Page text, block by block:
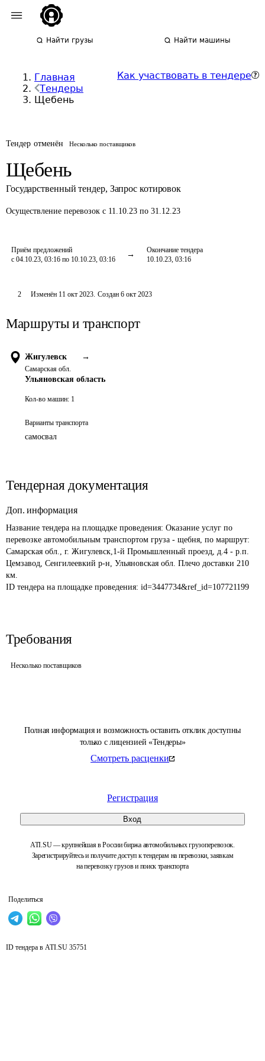
Найти грузы Найти машины
Главная
Тендеры
Щебень
Как участвовать в тендере
Тендер отменён Несколько поставщиков
Щебень
Государственный тендер, Запрос котировок
Осуществление перевозок с 11.10.23 по 31.12.23
Приём предложений
с 04.10.23, 03:16 по 10.10.23, 03:16
Окончание тендера
10.10.23, 03:16
Полная информация и возможность оставить отклик доступны
только с лицензией «Тендеры»
Смотреть расценки
Регистрация
Вход
ATI.SU — крупнейшая в России биржа автомобильных грузоперевозок.
Зарегистрируйтесь и получите доступ к тендерам на перевозки, заявкам
на перевозку грузов и поиск транспорта
Поделиться
2 Изменён 11 окт 2023. Создан 6 окт 2023
Маршруты и транспорт
Жигулевск →
Самарская обл.
Ульяновская область
Кол-во машин: 1
Варианты транспорта
самосвал
Тендерная документация
Доп. информация
Название тендера на площадке проведения: Оказание услуг по
перевозке автомобильным транспортом груза - щебня, по маршрут:
Самарская обл., г. Жигулевск,1-й Промышленный проезд, д.4 - р.п.
Цемзавод, Сенгилеевкий р-н, Ульяновская обл. Плечо доставки 210
км.
ID тендера на площадке проведения: id=3447734&ref_id=107721199
Требования
Несколько поставщиков
ID тендера в ATI.SU 35751